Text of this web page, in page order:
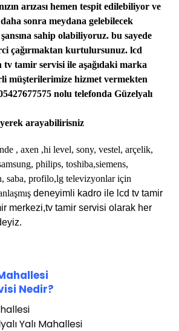
arızası hemen tespit edilebiliyor ve
sonra meydana gelebilecek
sahip olabiliyoruz.bu sayede
çağırmaktan kurtulursunuz. lcd
tv tamir servisiile aşağıdaki marka
müşterilerimize hizmet vermekten
nolu telefonda Güzelyalı
arayabilirisniz
, axen ,hi level,sony, vestel, arçelik,
philips, toshiba,siemens,
saba, profilo,lg televizyonlar için
deneyimli kadro ile lcd tv tamir
merkezi,tv tamir servisi olarak her
Nedir?
Yalı Mahallesi